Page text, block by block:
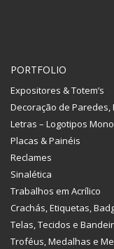
PORTFOLIO
Expositores & Totem’s
Decoração de
Letras – Logotipos
Placas & Painéis
Reclames
Sinalética
Trabalhos em Acrílico
Crachás, Etiquetas,
Telas, Tecidos e
Troféus, Medalhas e